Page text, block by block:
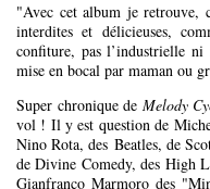
"Avec cet album je retrouve,
interdites et délicieuses,
confiture, pas l’industrielle
mise en bocal par maman ou
Super chronique de Melody
vol ! Il y est question de
Nino Rota, des Beatles, de
de Divine Comedy, des High
Gianfranco Marmoro des